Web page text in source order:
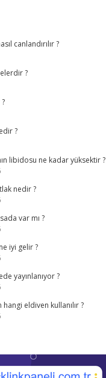
canlandırılır ?
?
?
libidosu ne kadar yüksektir ?
nedir ?
var mı ?
iyi gelir ?
yayınlanıyor ?
eldiven kullanılır ?